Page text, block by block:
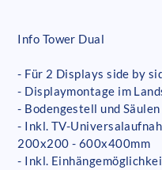
Info Tower Dual
- Für 2 Displays side by
- Displaymontage im
- Bodengestell und
- Inkl. TV-
200x200 - 600x400mm
- Inkl.